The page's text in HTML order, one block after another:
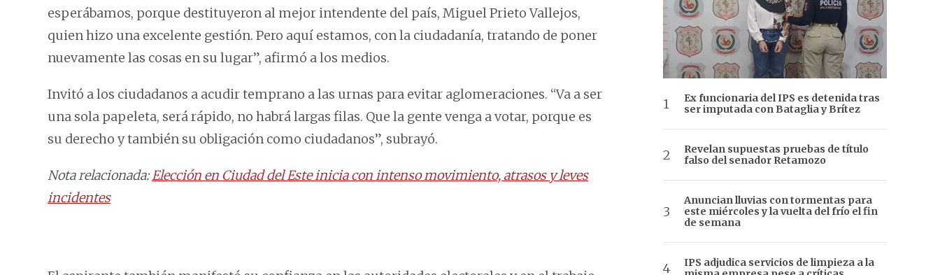
esperábamos, porque destituyeron al mejor intendente del país, Miguel Prieto Vallejos,
quien hizo una excelente gestión. Pero aquí estamos, con la ciudadanía, tratando de poner
nuevamente las cosas en su lugar”, afirmó a los medios.
Invitó a los ciudadanos a acudir temprano a las urnas para evitar aglomeraciones. “Va a ser
una sola papeleta, será rápido, no habrá largas filas. Que la gente venga a votar, porque es
su derecho y también su obligación como ciudadanos”, subrayó.
Nota relacionada:Elección en Ciudad del Este inicia con intenso movimiento, atrasos y leves
incidentes
Ex funcionaria del IPS es detenida tras
ser imputada con Bataglia y Brítez
Revelan supuestas pruebas de título
falso del senador Retamozo
Anuncian lluvias con tormentas para
este miércoles y la vuelta del frío el fin
de semana
IPS adjudica servicios de limpieza a la